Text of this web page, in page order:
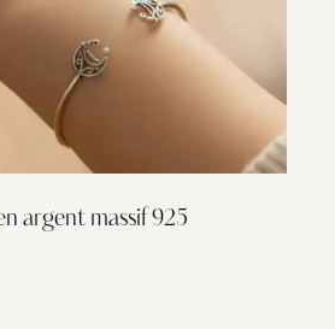
argent massif 925